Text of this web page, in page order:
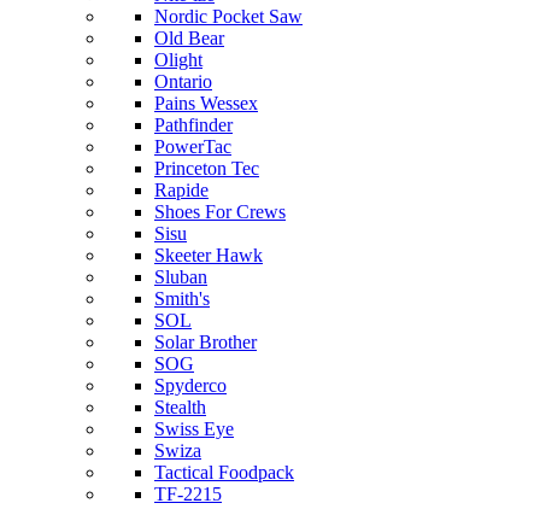
Nordic Pocket Saw
Old Bear
Olight
Ontario
Pains Wessex
Pathfinder
PowerTac
Princeton Tec
Rapide
Shoes For Crews
Sisu
Skeeter Hawk
Sluban
Smith's
SOL
Solar Brother
SOG
Spyderco
Stealth
Swiss Eye
Swiza
Tactical Foodpack
TF-2215